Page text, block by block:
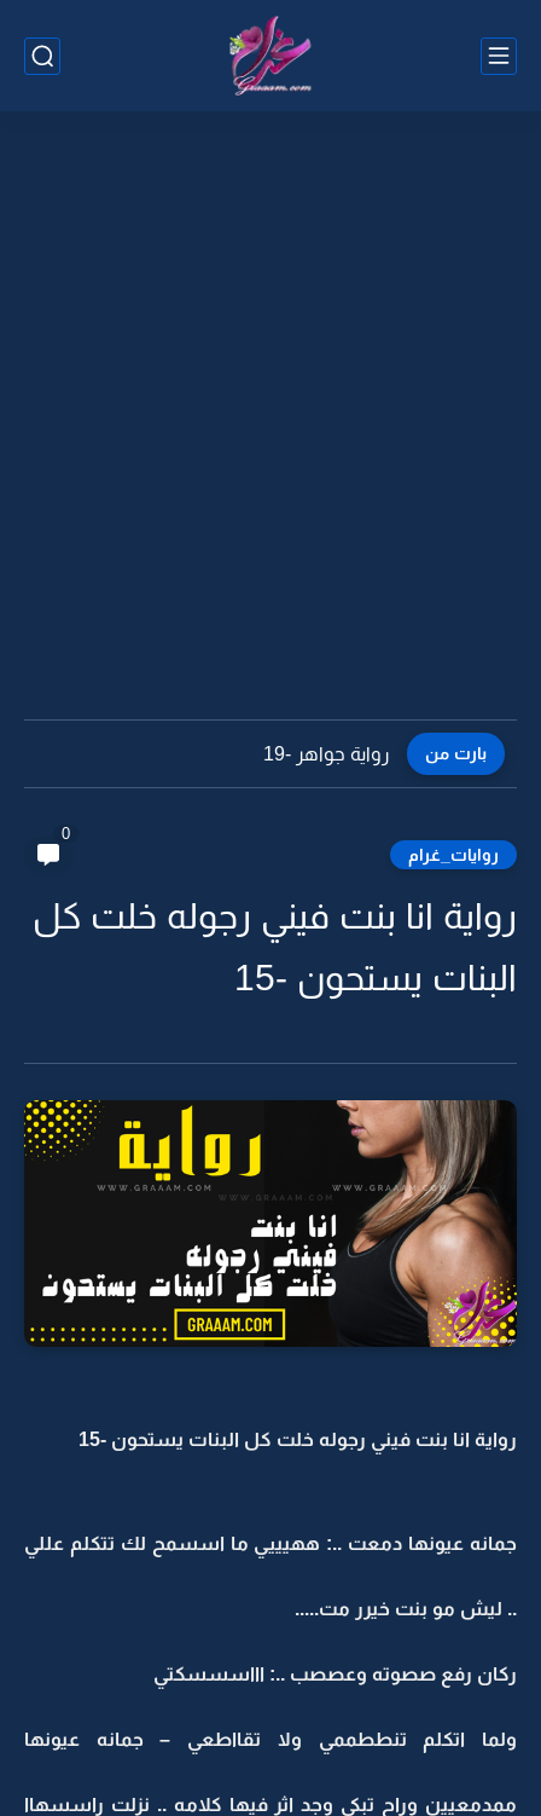
بارت من رواية جواهر -18
روايات_غرام
0
رواية انا بنت فيني رجوله خلت كل
البنات يستحون -15
رواية انا بنت فيني رجوله خلت كل البنات يستحون -15
جمانه عيونها دمعت ..: ههيييي ما اسسمح لك تتكلم عللي
.. ليش مو بنت خيرر مت.....
ركان رفع صصوته وعصصب ..: اااسسسكتي
ولما اتكلم تنططممي ولا تقااطعي – جمانه عيونها
ممدمعيين وراح تبكي وجد اثر فيها كلامه .. نزلت راسسهاا